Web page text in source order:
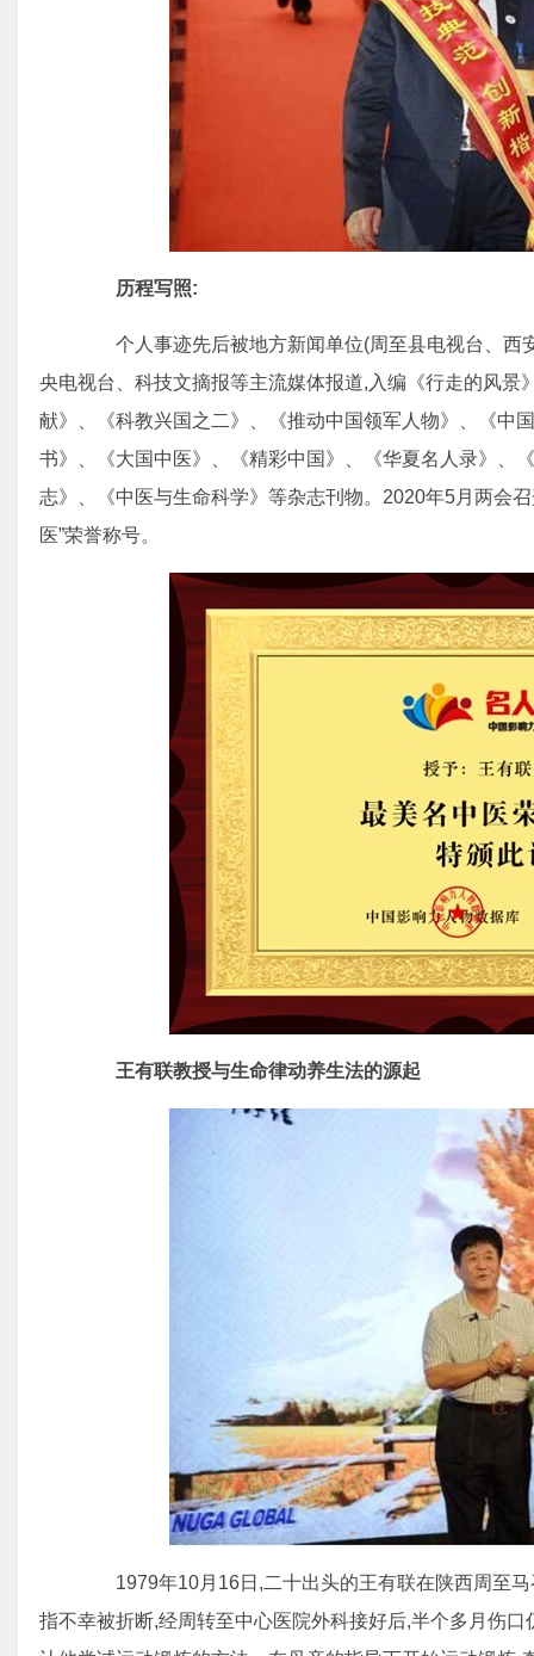
历程写照:
个人事迹先后被地方新闻单位(周至县电视台、西
央电视台、科技文摘报等主流媒体报道,入编《行走的风
献》、《科教兴国之二》、《推动中国领军人物》、《
书》、《大国中医》、《精彩中国》、《华夏名人录》、
志》、《中医与生命科学》等杂志刊物。2020年5月两会
医”荣誉称号。
王有联教授与生命律动养生法的源起
1979年10月16日,二十出头的王有联在陕西周至马
指不幸被折断,经周转至中心医院外科接好后,半个多月伤